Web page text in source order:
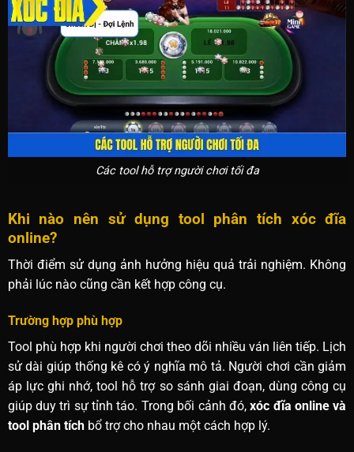
Các tool hỗ trợ người chơi tối đa
Khi nào nên sử dụng tool phân tích xóc đĩa
online?
Thời điểm sử dụng ảnh hưởng hiệu quả trải nghiệm. Không
phải lúc nào cũng cần kết hợp công cụ.
Trường hợp phù hợp
Tool phù hợp khi người chơi theo dõi nhiều ván liên tiếp. Lịch
sử dài giúp thống kê có ý nghĩa mô tả. Người chơi cần giảm
áp lực ghi nhớ, tool hỗ trợ so sánh giai đoạn, dùng công cụ
giúp duy trì sự tỉnh táo. Trong bối cảnh đó,xóc đĩa online và
tool phân tíchbổ trợ cho nhau một cách hợp lý.